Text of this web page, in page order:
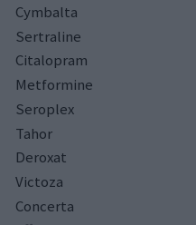
Cymbalta
Sertraline
Citalopram
Metformine
Seroplex
Tahor
Deroxat
Victoza
Concerta